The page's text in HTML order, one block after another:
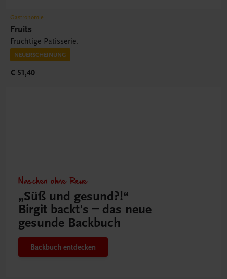
Gastronomie
Fruits
Fruchtige Patisserie.
NEUERSCHEINUNG
€ 51,40
Naschen ohne Reue
„Süß und gesund?!“
Birgit backt's – das neue
gesunde Backbuch
Backbuch entdecken